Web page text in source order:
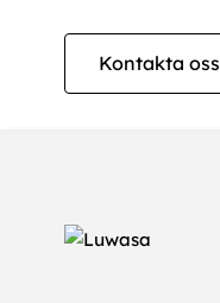
Kontakta oss